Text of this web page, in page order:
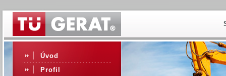
Úvod
Profil